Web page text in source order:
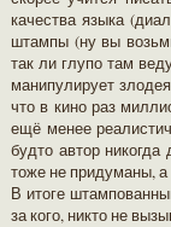
качества языка
штампы (ну вы
так ли глупо там
манипулирует
что в кино раз
ещё менее
будто автор
тоже не придуманы, а
В итоге
за кого, никто не